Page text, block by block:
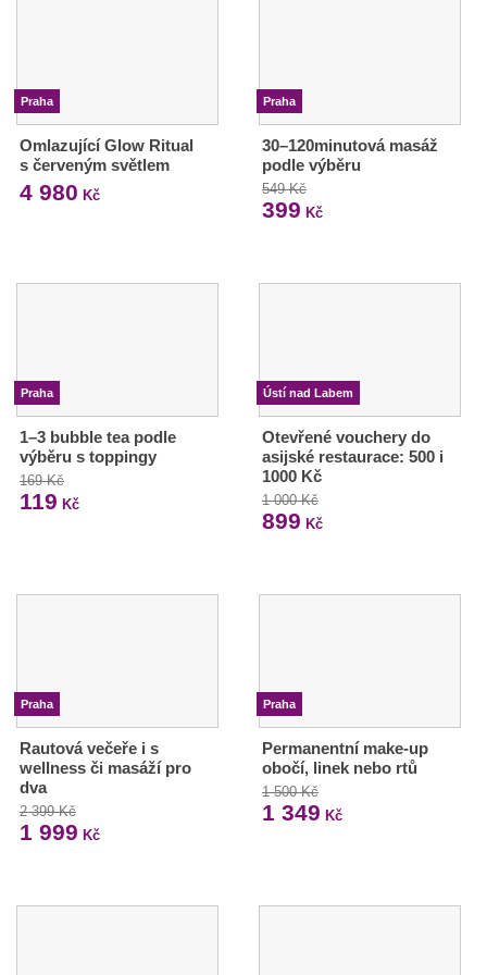
Praha
Omlazující Glow Ritual
s červeným světlem
4 980 Kč
Praha
30–120minutová masáž
podle výběru
549 Kč
399 Kč
Praha
1–3 bubble tea podle
výběru s toppingy
169 Kč
119 Kč
Ústí nad Labem
Otevřené vouchery do
asijské restaurace: 500 i
1000 Kč
1 000 Kč
899 Kč
Praha
Rautová večeře i s
wellness či masáží pro
dva
2 399 Kč
1 999 Kč
Praha
Permanentní make-up
obočí, linek nebo rtů
1 500 Kč
1 349 Kč